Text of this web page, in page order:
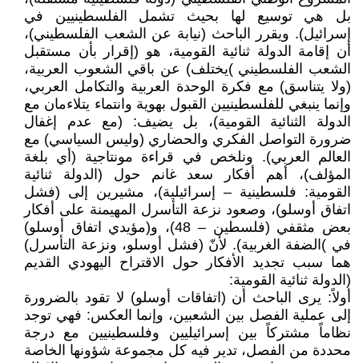
بل هي توسيع لها بحيث تشمل الفلسطينيين في
إسرائيل). ويقرر الباحث (نيابة عن الشعب الفلسطيني)،
أن إقامة الدولة ثنائية القومية، هو (إقرار بأن مستقبل
الشعب الفلسطيني )يختلف) عن باقي الشعوب العربية،
(ولا يتناسق) مع فكرة الوحدة العربية والتكامل العربي،
وإنما ينبغي للفلسطينيين القبول بهوية وانتماء يتلاءمان مع
الدولة الثنائية القومية)، بل يضيف: (مع عدم إغفال
ضرورة التواصل الفكري والحضاري (وليس السياسي) مع
العالم العربي). ونلخص في قراءة مونتاجية (أي بلغة
المؤلف)، أهم أفكار سعد غانم حول (الدولة ثنائية
القومية: فلسطينية – إسرائيلية)، مشيرين إلى (فشل
اتفاق أوسلو)، وصعود نزعة التأسرل المهيمنة على أفكار
بعض مثقفي (فلسطين – 48)، و(مؤيدي اتفاق أوسلو)
في )الضفة الغربية). لأنّ (فشل أوسلو، ونزعة التأسرل)
هما سبب تجديد الأفكار حول الاقتراح اليهودي القديم
(الدولة ثنائية القومية:
أولاً: يرى الباحث أن (اتفاقات أوسلو) لا تقود بالضرورة
إلى عملية الفصل بين الشعبين، وإنما العكس: فهي توجد
نظاماً مشتركاً بين إسرائيليين وفلسطينيين مع درجة
محددة من الفصل، تدير فيه كل مجموعة شؤونها الخاصة